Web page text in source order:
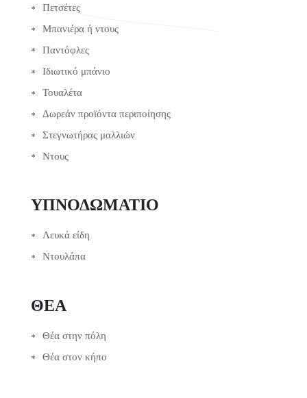
Πετσέτες
Μπανιέρα ή ντους
Παντόφλες
Ιδιωτικό μπάνιο
Τουαλέτα
Δωρεάν προϊόντα περιποίησης
Στεγνωτήρας μαλλιών
Ντους
ΥΠΝΟΔΩΜΆΤΙΟ
Λευκά είδη
Ντουλάπα
ΘΈΑ
Θέα στην πόλη
Θέα στον κήπο